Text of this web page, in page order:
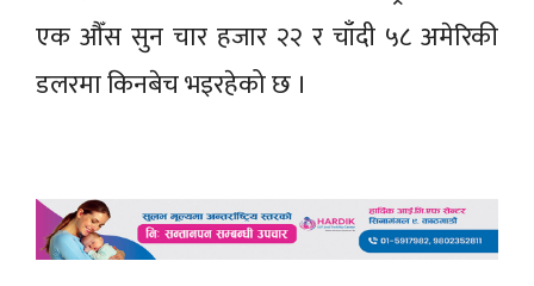
एक औँस सुन चार हजार २२ र चाँदी ५८ अमेरिकी
डलरमा किनबेच भइरहेको छ ।